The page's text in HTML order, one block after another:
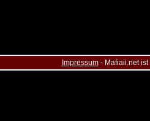
Impressum- Mafiaii.net ist